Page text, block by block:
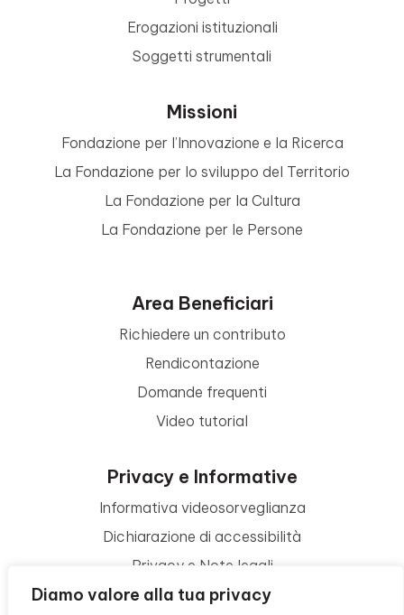
Diamo valore alla tua privacy
Erogazioni istituzionali
Soggetti strumentali
Missioni
Fondazione per l’Innovazione e la Ricerca
La Fondazione per lo sviluppo del Territorio
La Fondazione per la Cultura
La Fondazione per le Persone
Area Beneficiari
Richiedere un contributo
Rendicontazione
Domande frequenti
Video tutorial
Privacy e Informative
Informativa videosorveglianza
Dichiarazione di accessibilità
Privacy e Note legali
Termini di utilizzo